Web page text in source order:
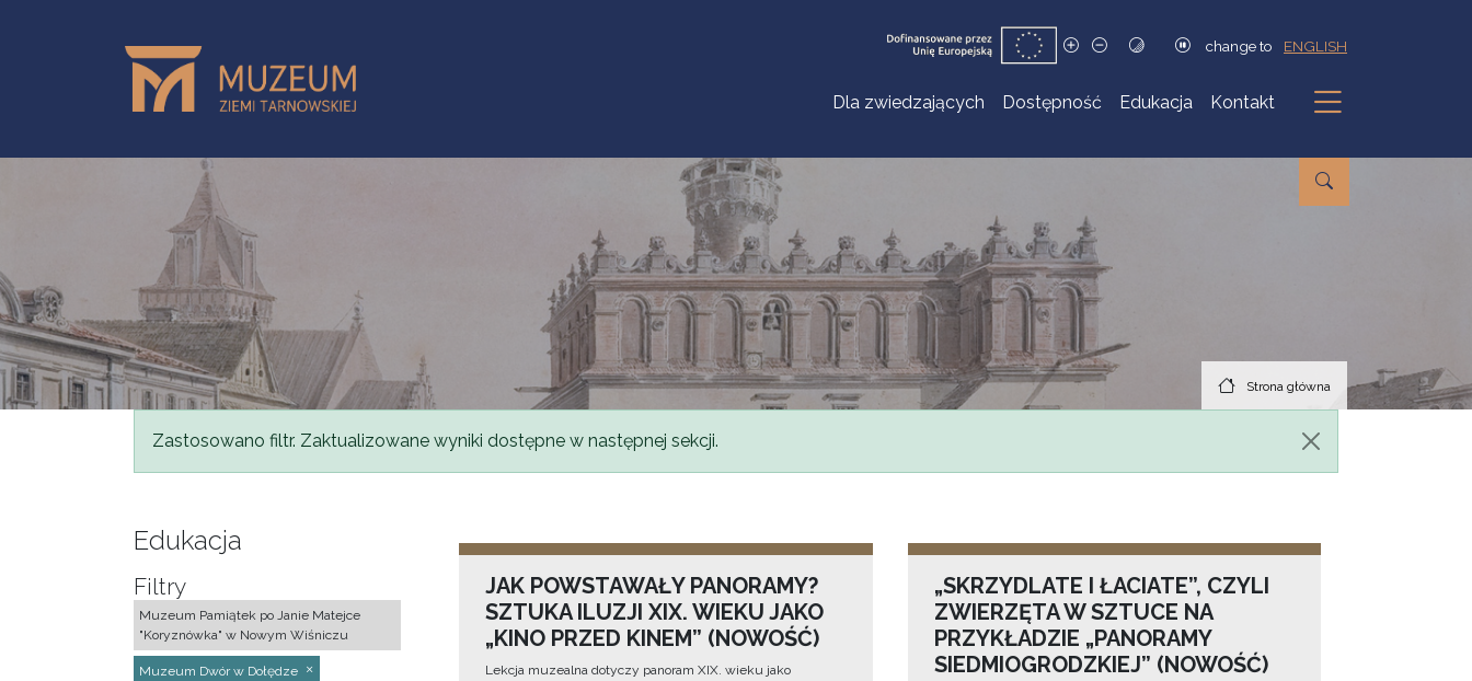
change to ENGLISH
Dla zwiedzających Dostępność Edukacja Kontakt
Podmenu
Strona główna
Komunikat
Zastosowano filtr. Zaktualizowane wyniki dostępne w następnej sekcji.
Edukacja
Filtry
Muzeum Pamiątek po Janie Matejce
"Koryznówka" w Nowym Wiśniczu
Muzeum Dwór w Dołędze
JAK POWSTAWAŁY PANORAMY?
SZTUKA ILUZJI XIX. WIEKU JAKO
„KINO PRZED KINEM” (NOWOŚĆ)
Lekcja muzealna dotyczy panoram XIX. wieku jako
„SKRZYDLATE I ŁACIATE”, CZYLI
ZWIERZĘTA W SZTUCE NA
PRZYKŁADZIE „PANORAMY
SIEDMIOGRODZKIEJ” (NOWOŚĆ)